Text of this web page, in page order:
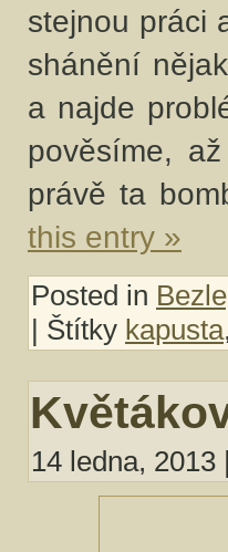
stejnou práci
shánění
a najde
pověsíme,
právě ta
this entry »
Posted in
| Štítky kapusta
14 ledna,